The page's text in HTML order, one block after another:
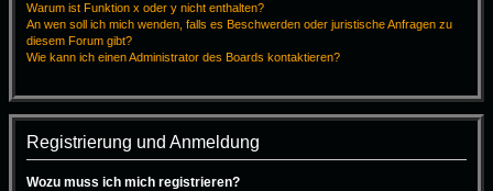
Warum ist Funktion x oder y nicht enthalten?
An wen soll ich mich wenden, falls es Beschwerden oder juristische Anfragen zu
diesem Forum gibt?
Wie kann ich einen Administrator des Boards kontaktieren?
Registrierung und Anmeldung
Wozu muss ich mich registrieren?